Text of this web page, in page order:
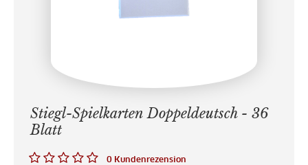
Stiegl-Spielkarten Doppeldeutsch - 36
Blatt
0 Kundenrezension